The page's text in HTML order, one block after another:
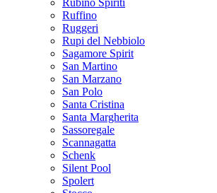
Rubino Spiriti
Ruffino
Ruggeri
Rupi del Nebbiolo
Sagamore Spirit
San Martino
San Marzano
San Polo
Santa Cristina
Santa Margherita
Sassoregale
Scannagatta
Schenk
Silent Pool
Spolert